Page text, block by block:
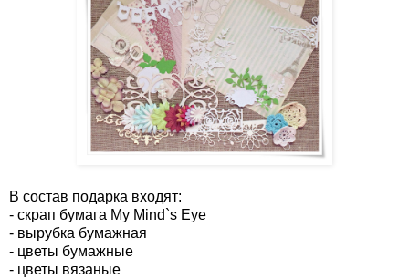
В состав подарка входят:
- скрап бумага My Mind`s Eye
- вырубка бумажная
- цветы бумажные
- цветы вязаные